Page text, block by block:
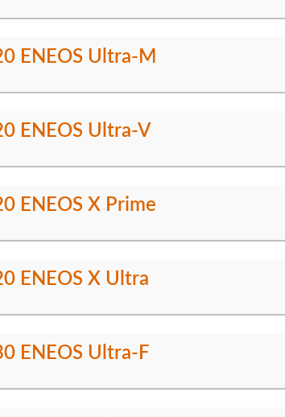
ENEOS Ultra-M
ENEOS Ultra-V
ENEOS X Prime
ENEOS X Ultra
ENEOS Ultra-F